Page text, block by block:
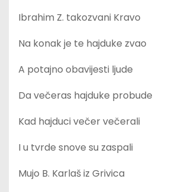
Ibrahim Z. takozvani Kravo
Na konak je te hajduke zvao
A potajno obavijesti ljude
Da večeras hajduke probude
Kad hajduci večer večerali
I u tvrde snove su zaspali
Mujo B. Karlaš iz Grivica